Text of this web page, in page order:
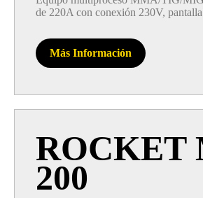
de 220A con conexión 230V,
Más Información
ROCKET
200